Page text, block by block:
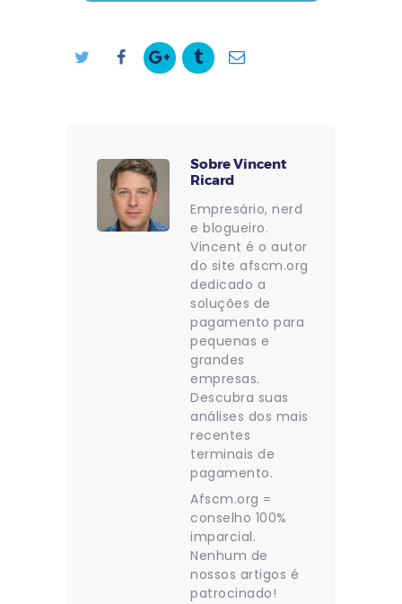
Sobre Vincent
Ricard
Empresário, nerd
e blogueiro.
Vincent é o autor
do site afscm.org
dedicado a
soluções de
pagamento para
pequenas e
grandes
empresas.
Descubra suas
análises dos mais
recentes
terminais de
pagamento.
Afscm.org =
conselho 100%
imparcial.
Nenhum de
nossos artigos é
patrocinado!